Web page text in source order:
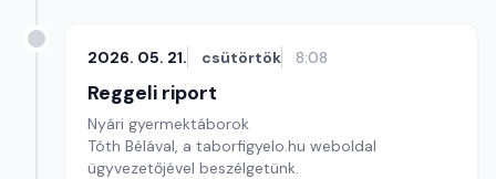
2026. 05. 21. csütörtök 8:08
Reggeli riport
Nyári gyermektáborok
Tóth Bélával, a taborfigyelo.hu weboldal
ügyvezetőjével beszélgetünk.